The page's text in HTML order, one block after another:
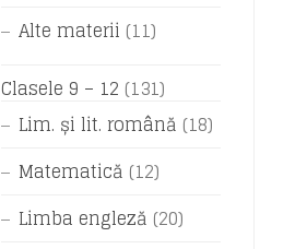
Alte materii (11)
Clasele 9 – 12 (131)
Lim. și lit. română (18)
Matematică (12)
Limba engleză (20)